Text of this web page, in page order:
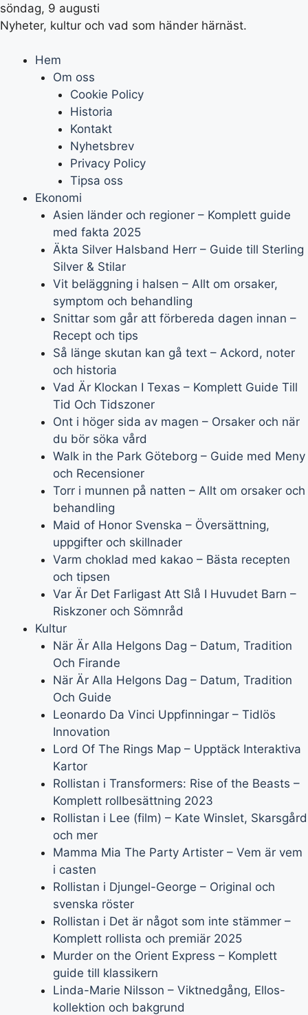
söndag, 9 augusti
Nyheter, kultur och vad som händer härnäst.
Hem
Om oss
Cookie Policy
Historia
Kontakt
Nyhetsbrev
Privacy Policy
Tipsa oss
Ekonomi
Asien länder och regioner – Komplett guide
med fakta 2025
Äkta Silver Halsband Herr – Guide till Sterling
Silver & Stilar
Vit beläggning i halsen – Allt om orsaker,
symptom och behandling
Snittar som går att förbereda dagen innan –
Recept och tips
Så länge skutan kan gå text – Ackord, noter
och historia
Vad Är Klockan I Texas – Komplett Guide Till
Tid Och Tidszoner
Ont i höger sida av magen – Orsaker och när
du bör söka vård
Walk in the Park Göteborg – Guide med Meny
och Recensioner
Torr i munnen på natten – Allt om orsaker och
behandling
Maid of Honor Svenska – Översättning,
uppgifter och skillnader
Varm choklad med kakao – Bästa recepten
och tipsen
Var Är Det Farligast Att Slå I Huvudet Barn –
Riskzoner och Sömnråd
Kultur
När Är Alla Helgons Dag – Datum, Tradition
Och Firande
När Är Alla Helgons Dag – Datum, Tradition
Och Guide
Leonardo Da Vinci Uppfinningar – Tidlös
Innovation
Lord Of The Rings Map – Upptäck Interaktiva
Kartor
Rollistan i Transformers: Rise of the Beasts –
Komplett rollbesättning 2023
Rollistan i Lee (film) – Kate Winslet, Skarsgård
och mer
Mamma Mia The Party Artister – Vem är vem
i casten
Rollistan i Djungel-George – Original och
svenska röster
Rollistan i Det är något som inte stämmer –
Komplett rollista och premiär 2025
Murder on the Orient Express – Komplett
guide till klassikern
Linda-Marie Nilsson – Viktnedgång, Ellos-
kollektion och bakgrund